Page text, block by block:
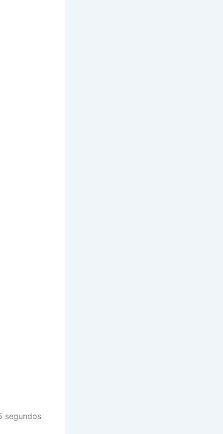
segundos